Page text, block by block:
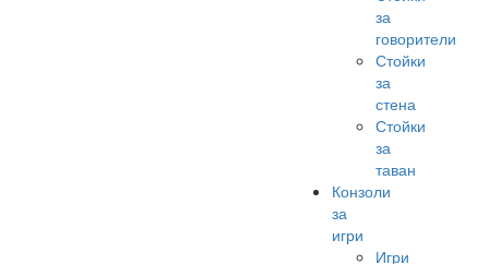
за
говорители
Стойки
за
стена
Стойки
за
таван
Конзоли
за
игри
Игри